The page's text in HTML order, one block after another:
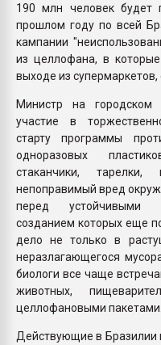
190 млн человек будет
прошлом году по всей
кампании
из целлофана, в
выходе из
Министр на городском
участие в
старту программы
одноразовых
стаканчики, тарелки,
непоправимый вред
перед устойчивыми
созданием которых еще
дело не только в
неразлагающегося
биологи все чаще
животных,
целлофановыми пакетами.
Действующие в Бразилии